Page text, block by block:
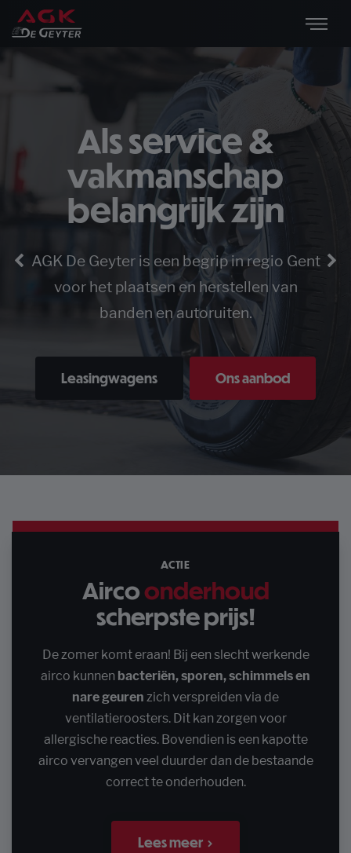
Als service &
vakmanschap
belangrijk zijn
AGK De Geyter is een begrip in regio Gent
voor het plaatsen en herstellen van
banden en autoruiten.
Leasingwagens Ons aanbod
Als service &
vakmanschap
belangrijk zijn
AGK De Geyter is een begrip in regio Gent
voor het plaatsen en herstellen van
banden en autoruiten.
Leasingwagens Ons aanbod
ACTIE
Aircoonderhoud
scherpste prijs!
De zomer komt eraan! Bij een slecht werkende
airco kunnen bacteriën, sporen, schimmels en
nare geuren zich verspreiden via de
ventilatieroosters. Dit kan zorgen voor
allergische reacties. Bovendien is een kapotte
airco vervangen veel duurder dan de bestaande
correct te onderhouden.
Lees meer